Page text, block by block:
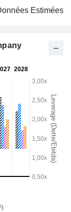
Estimées